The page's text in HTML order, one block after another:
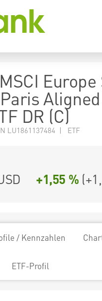
Europe
DR (C)
LU1861137484 | ETF
+1,55 % (
/ Kennzahlen
ETF-Profil